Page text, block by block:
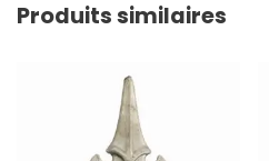
Produits similaires